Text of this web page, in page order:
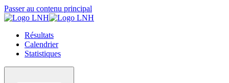
Passer au contenu principal
Résultats
Calendrier
Statistiques